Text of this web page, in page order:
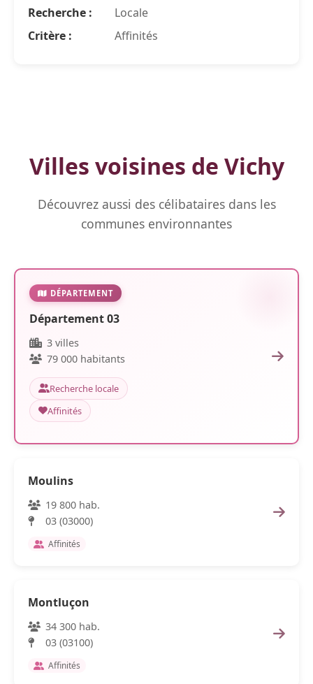
Recherche :
Locale
Critère :
Affinités
Villes voisines de Vichy
Découvrez aussi des célibataires dans les
communes environnantes
DÉPARTEMENT
Département 03
3 villes
79 000 habitants
Recherche locale
Affinités
Moulins
19 800 hab.
03 (03000)
Affinités
Montluçon
34 300 hab.
03 (03100)
Affinités